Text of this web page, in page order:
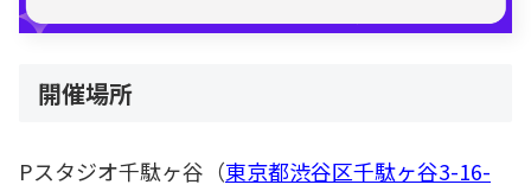
開催場所
Pスタジオ千駄ヶ谷（東京都渋谷区千駄ヶ谷3-16-